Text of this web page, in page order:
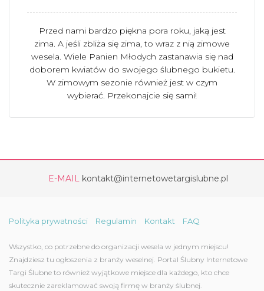
Przed nami bardzo piękna pora roku, jaką jest
zima. A jeśli zbliża się zima, to wraz z nią zimowe
wesela. Wiele Panien Młodych zastanawia się nad
doborem kwiatów do swojego ślubnego bukietu.
W zimowym sezonie również jest w czym
wybierać. Przekonajcie się sami!
E-MAIL kontakt@internetowetargislubne.pl
Polityka prywatności Regulamin Kontakt FAQ
Wszystko, co potrzebne do organizacji wesela w jednym miejscu!
Znajdziesz tu ogłoszenia z branży weselnej. Portal Ślubny Internetowe
Targi Ślubne to również wyjątkowe miejsce dla każdego, kto chce
skutecznie zareklamować swoją firmę w branży ślubnej.